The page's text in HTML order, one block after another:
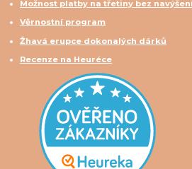
Možnost platby na třetiny bez
Věrnostní program
Žhavá erupce dokonalých dárků
Recenze na Heuréce